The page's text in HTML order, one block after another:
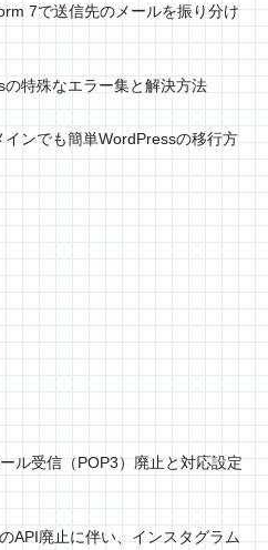
7で送信先のメールを振り分け
の特殊なエラー集と解決方法
インでも簡単WordPressの移行方
ル受信（POP3）廃止と対応設定
API廃止に伴い、インスタグラム